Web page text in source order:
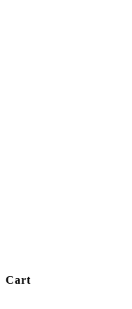
Cart